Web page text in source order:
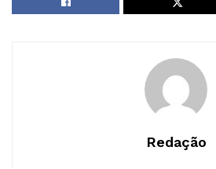
Redação